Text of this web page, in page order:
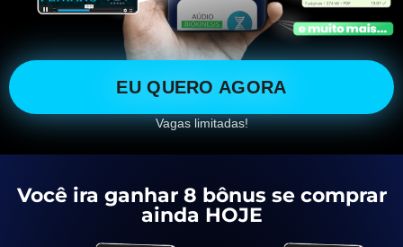
EU QUERO AGORA
Vagas limitadas!
Você ira ganhar 8 bônus se comprar
ainda HOJE